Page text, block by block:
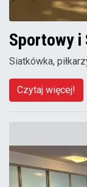
Sportowy i
Siatkówka,
Czytaj więcej!